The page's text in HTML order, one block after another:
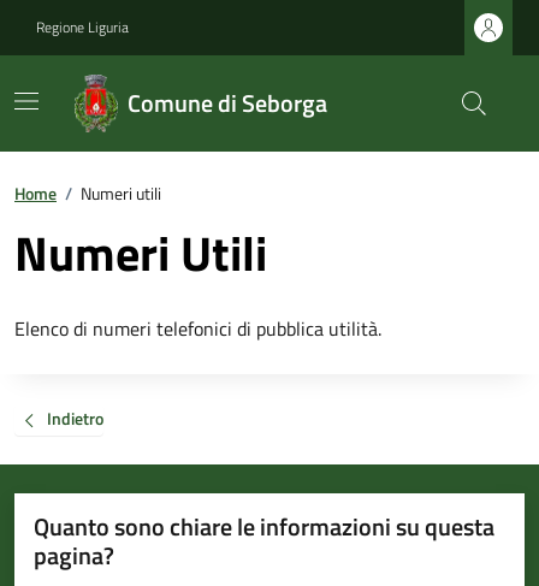
Regione Liguria
Comune di Seborga
Home / Numeri utili
Numeri Utili
Elenco di numeri telefonici di pubblica utilità.
Indietro
Quanto sono chiare le informazioni su questa
pagina?